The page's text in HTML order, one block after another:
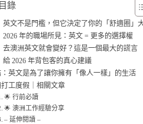
錄
英文不是門檻，但它決定了你的「舒適圈」
2026 年的職場所見：英文 = 更多的選擇權
去澳洲英文就會變好？這是一個最大的謊言
給 2026 年背包客的真心建議
英文是為了讓你擁有「像人一樣」的生活
工度假｜相關文章
🌟 行前必讀
🌟 澳洲工作經驗分享
– 延伸閱讀 –